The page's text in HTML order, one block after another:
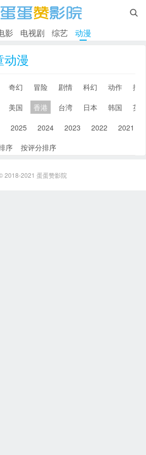

影 电视剧 综艺 动漫
动漫
奇幻 冒险 剧情 科幻 动作
搞
美国 香港 台湾 日本 韩国
英
2025 2024 2023 2022 2021
序 按评分排序
2018-2021 蛋蛋赞影院